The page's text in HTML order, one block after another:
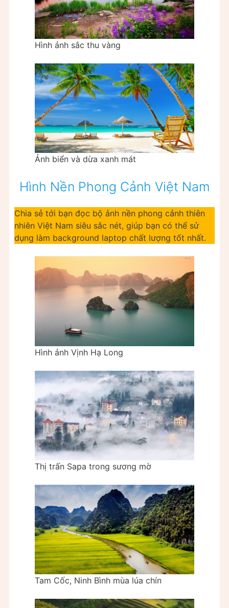
Hình ảnh sắc thu vàng
Ảnh biển và dừa xanh mát
Hình Nền Phong Cảnh Việt Nam
Chia sẻ tới bạn đọc bộ ảnh nền phong cảnh thiên
nhiên Việt Nam siêu sắc nét, giúp bạn có thể sử
dụng làm background laptop chất lượng tốt nhất.
Hình ảnh Vịnh Hạ Long
Thị trấn Sapa trong sương mờ
Tam Cốc, Ninh Bình mùa lúa chín